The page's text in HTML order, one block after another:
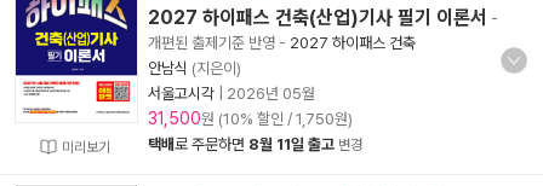
미리보기
2027 하이패스 건축(산업)기사 필기 이론서 -
개편된 출제기준 반영 - 2027 하이패스 건축
안남식 (지은이)
서울고시각
2026년 05월
31,500원 (10% 할인 / 1,750원)
택배로 주문하면 8월 11일 출고 변경